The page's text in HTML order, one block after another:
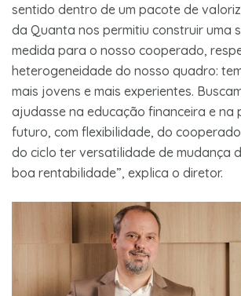
sentido dentro de um pacote de
da Quanta nos permitiu construir uma
medida para o nosso cooperado,
heterogeneidade do nosso quadro:
mais jovens e mais experientes.
ajudasse na educação financeira e na
futuro, com flexibilidade, do
do ciclo ter versatilidade de mudança
boa rentabilidade”, explica o diretor.